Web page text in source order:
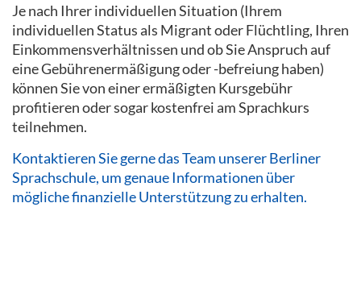
Je nach Ihrer individuellen Situation (Ihrem
individuellen Status als Migrant oder Flüchtling, Ihren
Einkommensverhältnissen und ob Sie Anspruch auf
eine Gebührenermäßigung oder -befreiung haben)
können Sie von einer ermäßigten Kursgebühr
profitieren oder sogar kostenfrei am Sprachkurs
teilnehmen.
Kontaktieren Sie gerne das Team unserer Berliner
Sprachschule, um genaue Informationen über
mögliche finanzielle Unterstützung zu erhalten.